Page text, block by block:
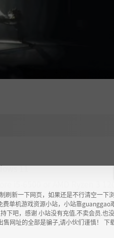
，挺身保护自己。
11
GTX 1060 or AMD
刷新一下网页，如果还是不行清空一下
单机游戏资源小站，小站靠guanggao
下吧，感谢 小站没有充值.不卖会员.也
网址的全部是骗子,请小伙们谨慎！ 下